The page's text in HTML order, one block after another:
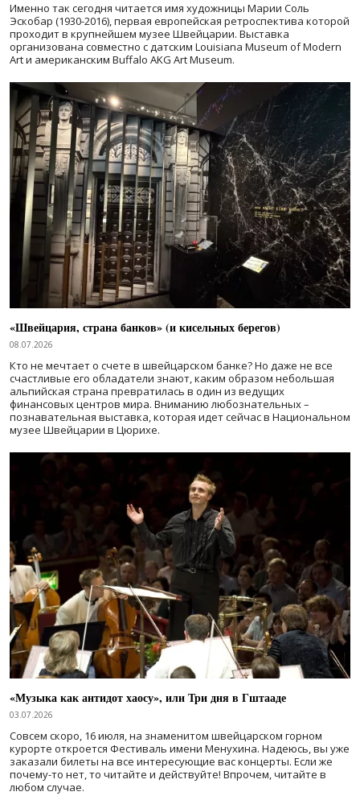
Именно так сегодня читается имя художницы Марии Соль
Эскобар (1930-2016), первая европейская ретроспектива которой
проходит в крупнейшем музее Швейцарии. Выставка
организована совместно с датским Louisiana Museum of Modern
Art и американским Buffalo AKG Art Museum.
«Швейцария, страна банков» (и кисельных берегов)
08.07.2026
Кто не мечтает о счете в швейцарском банке? Но даже не все
счастливые его обладатели знают, каким образом небольшая
альпийская страна превратилась в один из ведущих
финансовых центров мира. Вниманию любознательных –
познавательная выставка, которая идет сейчас в Национальном
музее Швейцарии в Цюрихе.
«Музыка как антидот хаосу», или Три дня в Гштааде
03.07.2026
Совсем скоро, 16 июля, на знаменитом швейцарском горном
курорте откроется Фестиваль имени Менухина. Надеюсь, вы уже
заказали билеты на все интересующие вас концерты. Если же
почему-то нет, то читайте и действуйте! Впрочем, читайте в
любом случае.